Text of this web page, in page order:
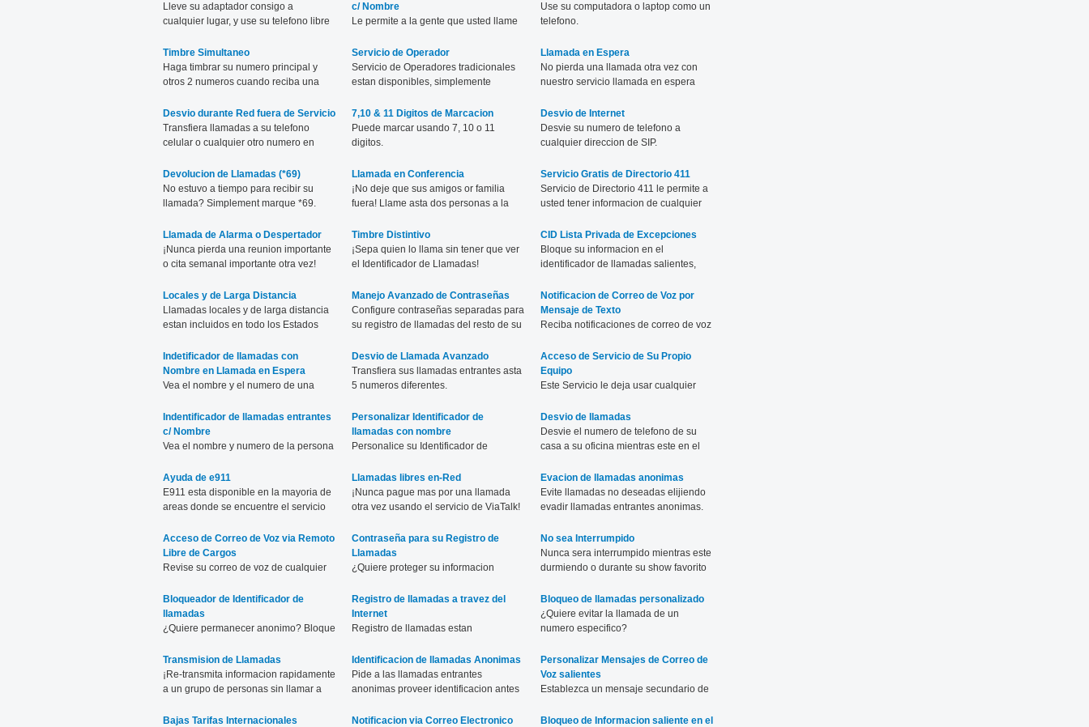
Lleve su adaptador consigo a
cualquier lugar, y use su telefono libre
c/ Nombre
Le permite a la gente que usted llame
Use su computadora o laptop como un
telefono.
Timbre Simultaneo
Haga timbrar su numero principal y
otros 2 numeros cuando reciba una
Servicio de Operador
Servicio de Operadores tradicionales
estan disponibles, simplemente
Llamada en Espera
No pierda una llamada otra vez con
nuestro servicio llamada en espera
Desvio durante Red fuera de Servicio
Transfiera llamadas a su telefono
celular o cualquier otro numero en
electricidad.
7,10 & 11 Digitos de Marcacion
Puede marcar usando 7, 10 o 11
digitos.
Desvio de Internet
Desvie su numero de telefono a
cualquier direccion de SIP.
Devolucion de Llamadas (*69)
No estuvo a tiempo para recibir su
llamada? Simplement marque *69.
Llamada en Conferencia
¡No deje que sus amigos or familia
fuera! Llame asta dos personas a la
Servicio Gratis de Directorio 411
Servicio de Directorio 411 le permite a
usted tener informacion de cualquier
Llamada de Alarma o Despertador
¡Nunca pierda una reunion importante
o cita semanal importante otra vez!
Timbre Distintivo
¡Sepa quien lo llama sin tener que ver
el Identificador de Llamadas!
CID Lista Privada de Excepciones
Bloque su informacion en el
identificador de llamadas salientes,
Locales y de Larga Distancia
Llamadas locales y de larga distancia
estan incluidos en todo los Estados
ViaTalk.
Manejo Avanzado de Contraseñas
Configure contraseñas separadas para
su registro de llamadas del resto de su
Notificacion de Correo de Voz por
Mensaje de Texto
Reciba notificaciones de correo de voz
celular.
Indetificador de llamadas con
Nombre en Llamada en Espera
Vea el nombre y el numero de una
llamada.
Desvio de Llamada Avanzado
Transfiera sus llamadas entrantes asta
5 numeros diferentes.
Acceso de Servicio de Su Propio
Equipo
Este Servicio le deja usar cualquier
nuestro servicio.
Indentificador de llamadas entrantes
c/ Nombre
Vea el nombre y numero de la persona
Personalizar Identificador de
llamadas con nombre
Personalice su Identificador de
Desvio de llamadas
Desvie el numero de telefono de su
casa a su oficina mientras este en el
Ayuda de e911
E911 esta disponible en la mayoria de
areas donde se encuentre el servicio
Llamadas libres en-Red
¡Nunca pague mas por una llamada
otra vez usando el servicio de ViaTalk!
Evacion de llamadas anonimas
Evite llamadas no deseadas elijiendo
evadir llamadas entrantes anonimas.
Acceso de Correo de Voz via Remoto
Libre de Cargos
Revise su correo de voz de cualquier
cargos.
Contraseña para su Registro de
Llamadas
¿Quiere proteger su informacion
No sea Interrumpido
Nunca sera interrumpido mientras este
durmiendo o durante su show favorito
Bloqueador de Identificador de
llamadas
¿Quiere permanecer anonimo? Bloque
llamadas.
Registro de llamadas a travez del
Internet
Registro de llamadas estan
cuenta por Internet.
Bloqueo de llamadas personalizado
¿Quiere evitar la llamada de un
numero especifico?
Transmision de Llamadas
¡Re-transmita informacion rapidamente
a un grupo de personas sin llamar a
Identificacion de llamadas Anonimas
Pide a las llamadas entrantes
anonimas proveer identificacion antes
Personalizar Mensajes de Correo de
Voz salientes
Establezca un mensaje secundario de
Bajas Tarifas Internacionales
Notificacion via Correo Electronico Bloqueo de Informacion saliente en el